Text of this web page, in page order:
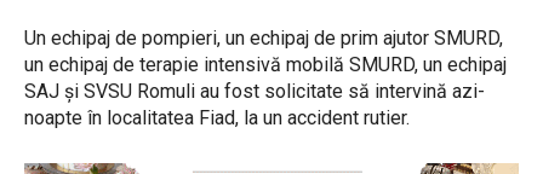
Un echipaj de pompieri, un echipaj de prim ajutor SMURD,
un echipaj de terapie intensivă mobilă SMURD, un echipaj
SAJ și SVSU Romuli au fost solicitate să intervină azi-
noapte în localitatea Fiad, la un accident rutier.